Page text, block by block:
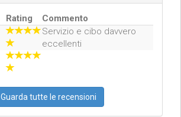
Rating
Commento
Servizio e cibo davvero
eccellenti
Guarda tutte le recensioni